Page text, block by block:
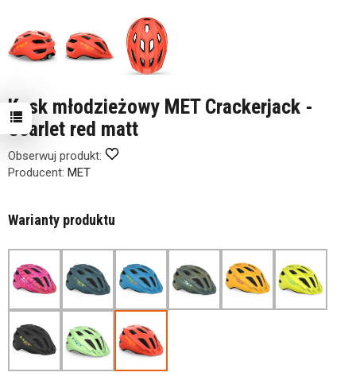
Kask młodzieżowy MET Crackerjack -
Scarlet red matt
Obserwuj produkt:
Producent: MET
Warianty produktu